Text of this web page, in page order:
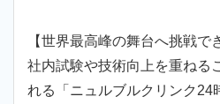
【世界最高峰の舞台へ挑戦で
社内試験や技術向上を重ねる
れる「ニュルブルクリンク24